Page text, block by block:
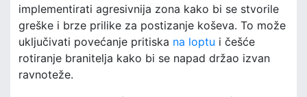
implementirati agresivnija zona kako bi se stvorile
greške i brze prilike za postizanje koševa. To može
uključivati povećanje pritiska na loptu i češće
rotiranje branitelja kako bi se napad držao izvan
ravnoteže.